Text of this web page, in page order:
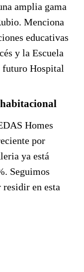
amplia gama
Menciona
educativas
y la Escuela
Hospital
Homes
por
ya está
Seguimos
en esta